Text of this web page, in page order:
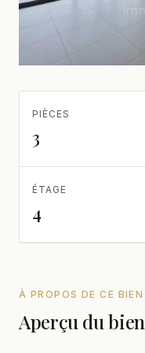
PIÈCES
3
ÉTAGE
4
À PROPOS DE CE BIEN
Aperçu du bien